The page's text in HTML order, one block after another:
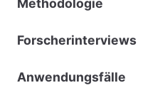
Methodologie
Forscherinterviews
Anwendungsfälle